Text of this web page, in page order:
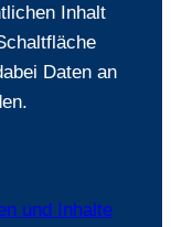
Inhalt
Daten an
und Inhalte